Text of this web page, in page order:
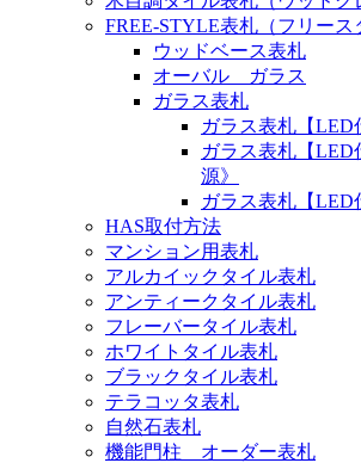
FREE-STYLE表札（フリース
ウッドベース表札
オーバル ガラス
ガラス表札
ガラス表札【LED
ガラス表札【LED
源》
ガラス表札【
HAS取付方法
マンション用表札
アルカイックタイル表札
アンティークタイル表札
フレーバータイル表札
ホワイトタイル表札
ブラックタイル表札
テラコッタ表札
自然石表札
機能門柱 オーダー表札